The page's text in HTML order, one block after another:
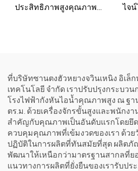
ประสิทธิภาพสูงคุณภาพ
ไจน์
ที่บริษัทซานตงฮัวหยางจวินเหนิง อิเล็ก
เทคโนโลยี จำกัด เราปรับปรุงกระบวน
โรงไฟฟ้ากังหันไอน้ำคุณภาพสูง ณ ฐาน
ตร.ม. ด้วยเครื่องจักรขั้นสูงและพนักง
สำคัญกับคุณภาพเป็นอันดับแรกโดยยึ
ควบคุมคุณภาพที่เข้มงวดของเรา ด้วย
ปฏิบัติในการผลิตที่ทันสมัยที่สุด ผลิตภั
พัฒนาให้เหนือกว่ามาตรฐานสากลที่ย
แนวทางการผลิตที่ยั่งยืนของเรารับปร